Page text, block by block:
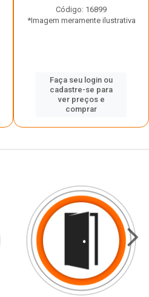
Código: 16899
*Imagem meramente ilustrativa
Faça seu login ou
cadastre-se para
ver preços e
comprar